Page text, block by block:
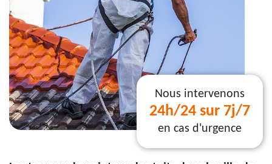
Nous intervenons
24h/24 sur 7j/7
en cas d'urgence